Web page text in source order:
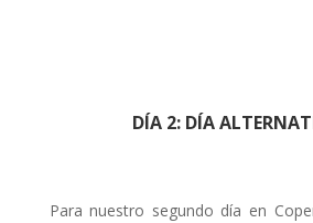
DÍA 2: DÍA
Para nuestro segundo día en